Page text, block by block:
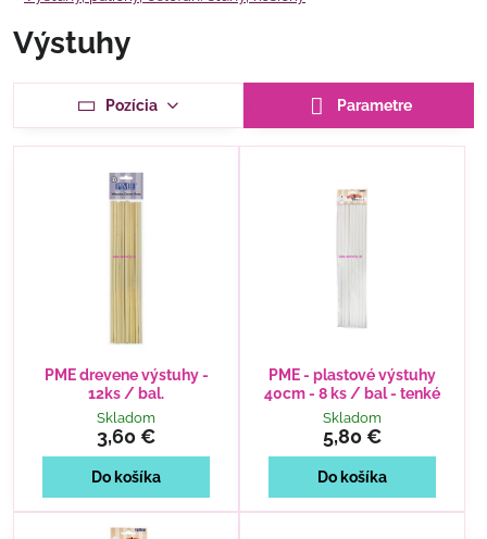
Výstuhy
Pozícia Parametre
PME drevene výstuhy -
12ks / bal.
Skladom
3,60 €
Do košíka
PME - plastové výstuhy
40cm - 8 ks / bal - tenké
Skladom
5,80 €
Do košíka